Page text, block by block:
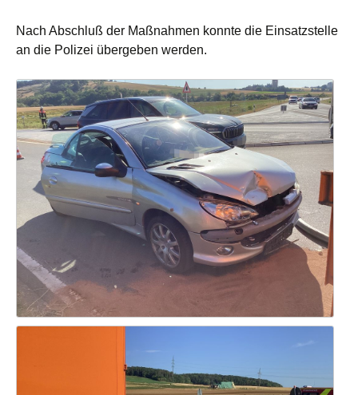
Nach Abschluß der Maßnahmen konnte die Einsatzstelle
an die Polizei übergeben werden.